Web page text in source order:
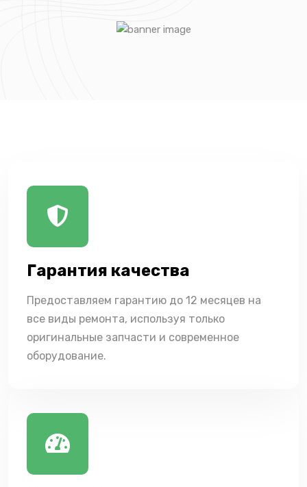
Гарантия качества
Предоставляем гарантию до 12 месяцев на
все виды ремонта, используя только
оригинальные запчасти и современное
оборудование.